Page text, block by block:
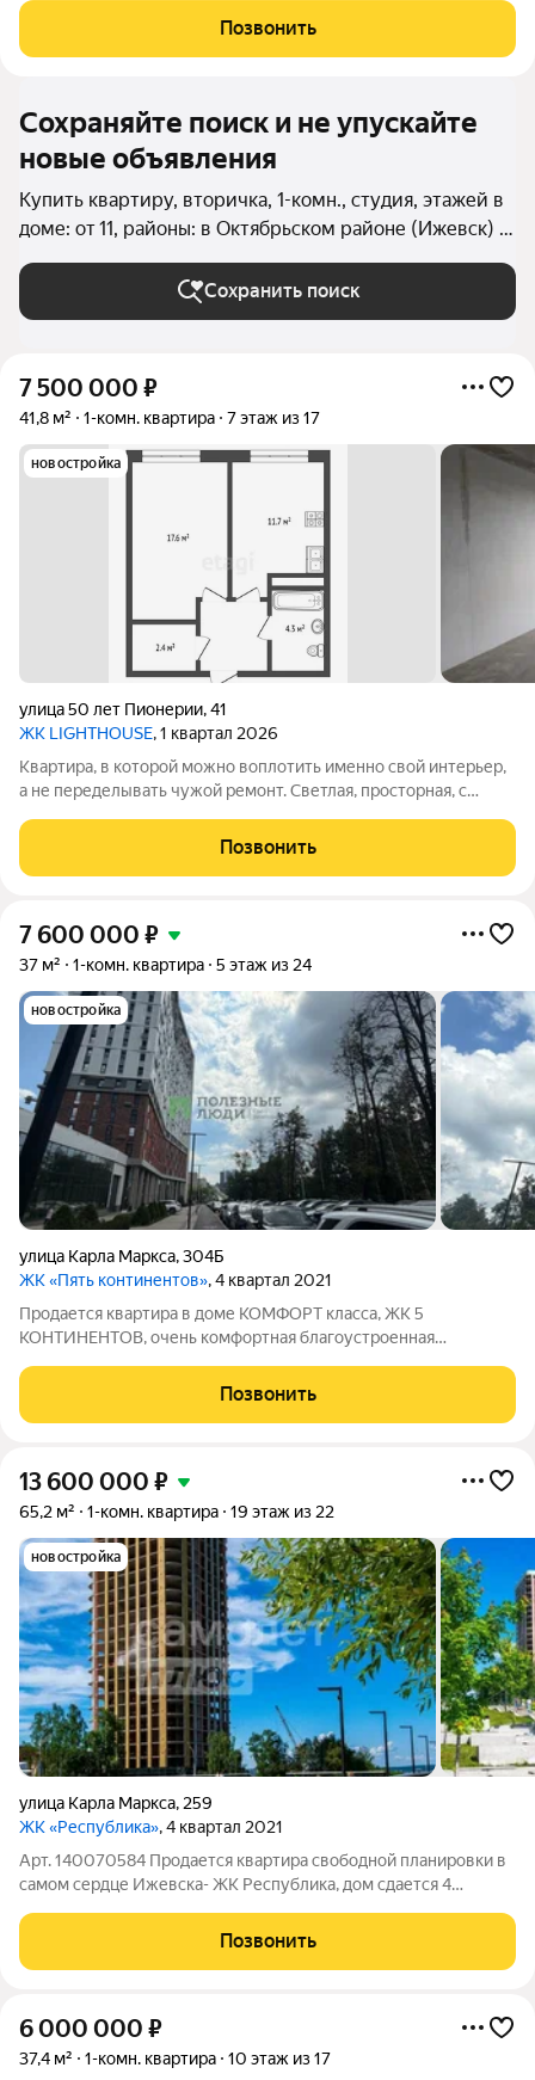
частично остается мебель и техника. Заезжай и живи! 8
метровая лоджия с красивым видом
Позвонить
Сохраняйте поиск и не упускайте
новые объявления
Купить квартиру, вторичка, 1-комн., студия, этажей в
доме: от 11, районы: в Октябрьском районе (Ижевск) в
Ижевске
Сохранить поиск
7 500 000 ₽
41,8 м² 1-комн. квартира 7 этаж из 17
новостройка
улица 50 лет Пионерии,41
ЖК LIGHTHOUSE, 1 квартал 2026
Квартира, в которой можно воплотить именно свой интерьер,
а не переделывать чужой ремонт. Светлая, просторная, с
Благодаря предчистовой отделке вы можете сразу
приступить к созданию квартиры своей
Позвонить
7 600 000 ₽
37 м² 1-комн. квартира 5 этаж из 24
новостройка
улица Карла Маркса,304Б
ЖК «Пять континентов», 4 квартал 2021
Продается квартира в доме КОМФОРТ класса, ЖК 5
КОНТИНЕНТОВ, очень комфортная благоустроенная
кафетерии, транспорт, квартира с ремонтом, пустая, быстрое
освобождение. Арт. 137112437
Позвонить
13 600 000 ₽
65,2 м² 1-комн. квартира 19 этаж из 22
новостройка
улица Карла Маркса, 259
ЖК «Республика», 4 квартал 2021
Арт. 140070584 Продается квартира свободной планировки в
самом сердце Ижевска- ЖК Республика, дом сдается 4
Ижевского пруда, где каждый день можно любоваться
закатами. Дом- бизнес класса:
Позвонить
6 000 000 ₽
37,4 м² 1-комн. квартира 10 этаж из 17